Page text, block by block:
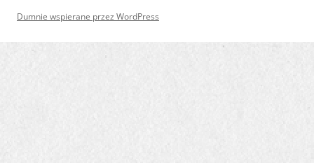
Dumnie wspierane przez WordPress